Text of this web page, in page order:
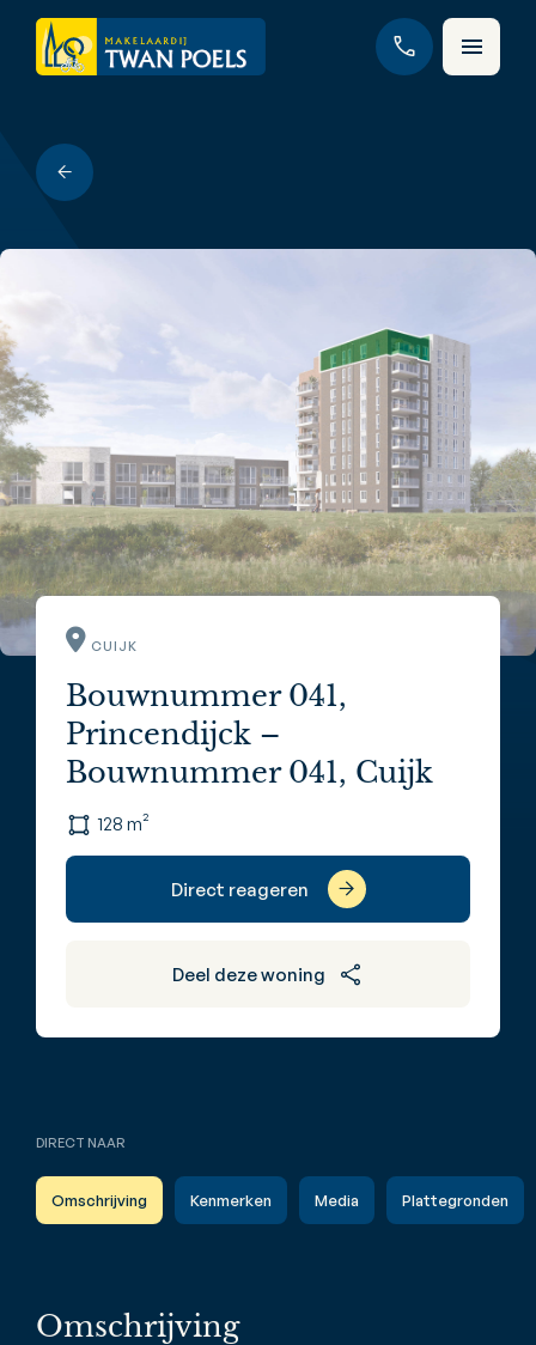
CUIJK
Bouwnummer 041,
Princendijck –
Bouwnummer 041, Cuijk
128 m²
Direct reageren
Deel deze woning
DIRECT NAAR
Omschrijving Kenmerken Media Plattegronden
Omschrijving